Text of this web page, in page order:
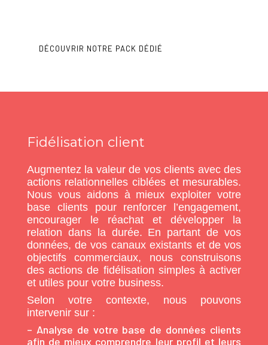
DÉCOUVRIR NOTRE PACK DÉDIÉ
Fidélisation client
Augmentez la valeur de vos clients avec des
actions relationnelles ciblées et mesurables.
Nous vous aidons à mieux exploiter votre
base clients pour renforcer l’engagement,
encourager le réachat et développer la
relation dans la durée. En partant de vos
données, de vos canaux existants et de vos
objectifs commerciaux, nous construisons
des actions de fidélisation simples à activer
et utiles pour votre business.
Selon votre contexte, nous pouvons
intervenir sur :
– Analyse de votre base de données clients
afin de mieux comprendre leur profil et leurs